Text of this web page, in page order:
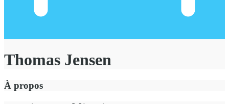
Thomas Jensen
À propos